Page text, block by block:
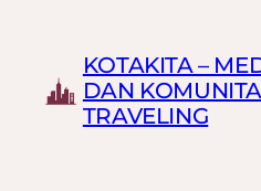
KOTAKITA –
DAN
TRAVELING